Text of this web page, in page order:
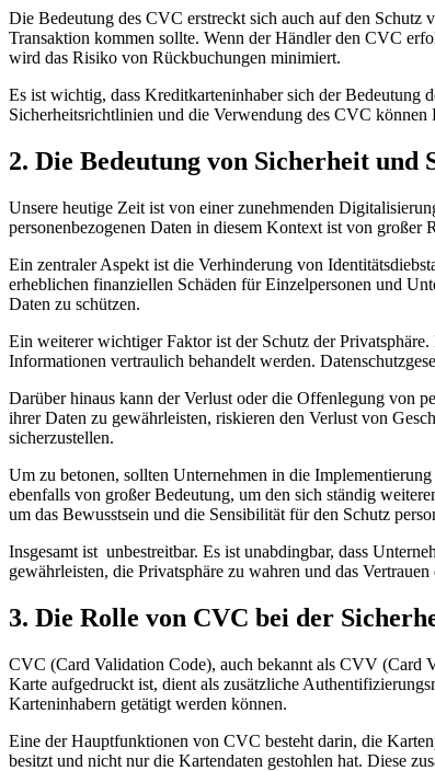
Die Bedeutung des‌ CVC ‍erstreckt sich auch auf den Schutz
Transaktion kommen sollte. Wenn der Händler den CVC
wird das Risiko von⁤ Rückbuchungen minimiert.
Es ⁤ist wichtig, dass⁢ Kreditkarteninhaber sich der Bedeutung
Sicherheitsrichtlinien‌ und ​die Verwendung ⁤des CVC
2. Die Bedeutung‌ von Sicherheit ​und⁢
Unsere heutige Zeit‍ ist von einer zunehmenden
personenbezogenen Daten in​ diesem Kontext ist ⁢von großer
Ein zentraler Aspekt ist die Verhinderung von
erheblichen finanziellen Schäden für Einzelpersonen ​und
Daten ​zu ‍schützen.
Ein​ weiterer wichtiger Faktor⁣ ist der Schutz‌ der
Informationen vertraulich behandelt​ werden.
Darüber hinaus​ kann der Verlust oder die‍ Offenlegung von
ihrer Daten ‌zu‌ gewährleisten, riskieren den Verlust⁤ von
sicherzustellen.
Um zu‍ betonen, ​sollten Unternehmen in ​die
⁣ebenfalls von großer Bedeutung, um den sich ständig
um ⁤das Bewusstsein und die​ Sensibilität für den Schutz
Insgesamt ist ‍ unbestreitbar. Es ist unabdingbar, dass
gewährleisten, die⁢ Privatsphäre zu wahren und das
3. Die ⁣Rolle von CVC bei der
CVC (Card ⁣Validation Code), auch bekannt als‍ CVV (Card​
Karte aufgedruckt ist, dient ⁤als zusätzliche‍
Karteninhabern getätigt werden ⁣können.
Eine der Hauptfunktionen von​ CVC besteht darin, die
besitzt⁤ und nicht nur die​ Kartendaten gestohlen hat. Diese